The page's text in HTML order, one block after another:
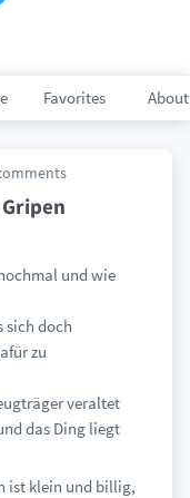
Favorites About
und wie
sich doch
zu
veraltet
das Ding liegt
ist klein und billig,